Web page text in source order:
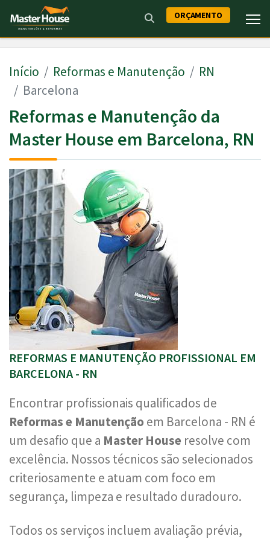
ORÇAMENTO
Início Reformas e Manutenção
RN
Barcelona
Reformas e Manutenção da
Master House em Barcelona, RN
REFORMAS E MANUTENÇÃO PROFISSIONAL EM
BARCELONA - RN
Encontrar profissionais qualificados de
Reformas e Manutenção em Barcelona - RN é
um desafio que a Master House resolve com
excelência. Nossos técnicos são selecionados
criteriosamente e atuam com foco em
segurança, limpeza e resultado duradouro.
Todos os serviços incluem avaliação prévia,